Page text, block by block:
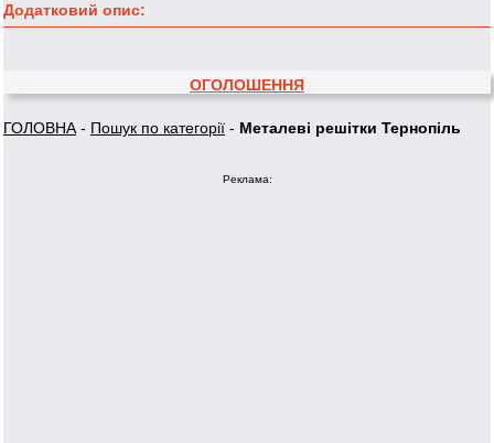
Додатковий опис:
ОГОЛОШЕННЯ
ГОЛОВНА - Пошук по категорії - Металеві решітки Тернопіль
Реклама: